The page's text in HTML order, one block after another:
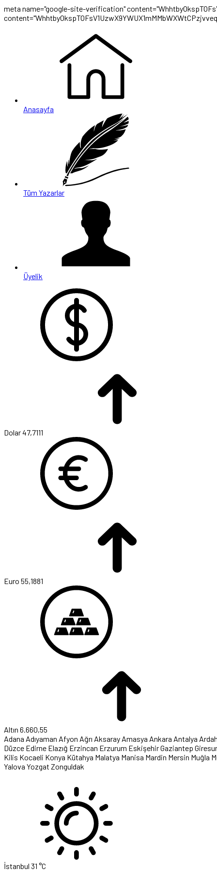
meta name="google-site-verification"
Anasayfa
Tüm Yazarlar
Üyelik
Dolar47,7111
Euro 55,1881
Altın 6.660,55
Adana Adıyaman Afyon Ağrı Aksaray Amasya Ankara Antalya
Düzce Edirne Elazığ Erzincan Erzurum EskişehirGaziantep
Kilis Kocaeli Konya Kütahya Malatya Manisa Mardin Mersin Muğla
Yalova Yozgat Zonguldak
İstanbul 31 °C